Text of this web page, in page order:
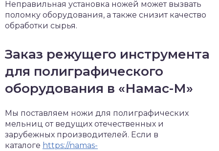
Неправильная установка ножей может вызвать
поломку оборудования, а также снизит качество
обработки сырья.
Заказ режущего инструмента
для полиграфического
оборудования в «Намас-М»
Мы поставляем ножи для полиграфических
мельниц от ведущих отечественных и
зарубежных производителей. Если в
каталоге https://namas-